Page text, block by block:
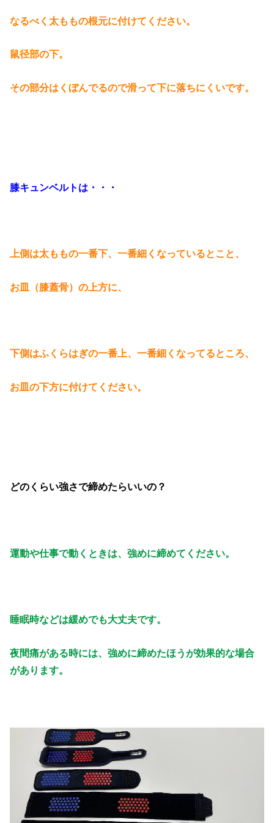
なるべく太ももの根元に付けてください。
鼠径部の下。
その部分はくぼんでるので滑って下に落ちにくいです。
膝キュンベルトは・・・
上側は太ももの一番下、一番細くなっているとこと、
お皿（膝蓋骨）の上方に、
下側はふくらはぎの一番上、一番細くなってるところ、
お皿の下方に付けてください。
どのくらい強さで締めたらいいの？
運動や仕事で動くときは、強めに締めてください。
睡眠時などは緩めでも大丈夫です。
夜間痛がある時には、強めに締めたほうが効果的な場合
があります。